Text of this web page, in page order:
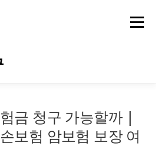
메뉴
금 청구 가능할까 |
보험 암보험 보장 여